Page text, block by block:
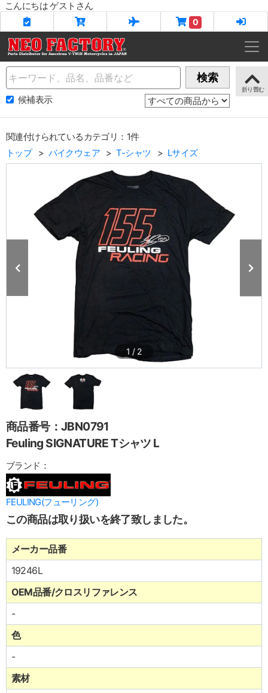
こんにちは ゲストさん
0
Name 検索
候補表示
関連付けられているカテゴリ：1件
トップ
バイクウェア T-シャツ Lサイズ
1 / 2
商品番号：JBN0791
Feuling SIGNATURE Tシャツ L
ブランド：
FEULING(フューリング)
この商品は取り扱いを終了致しました。
メーカー品番
19246L
OEM品番/クロスリファレンス
-
色
-
素材